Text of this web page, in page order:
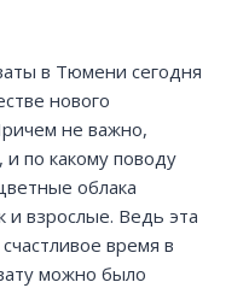
в Тюмени сегодня
нового
не важно,
и по какому поводу
облака
и взрослые. Ведь эта
время в
можно было